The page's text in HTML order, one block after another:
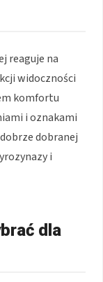
reaguje na
widoczności
komfortu
i oznakami
dobranej
i
dla